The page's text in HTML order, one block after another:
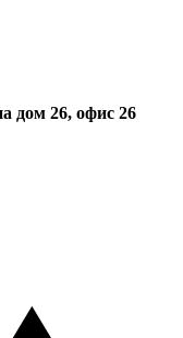
дом 26, офис 26